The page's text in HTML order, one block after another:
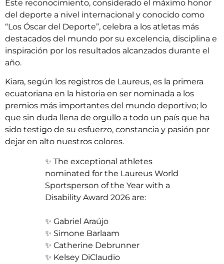
Este reconocimiento, considerado el máximo honor
del deporte a nivel internacional y conocido como
“Los Óscar del Deporte”, celebra a los atletas más
destacados del mundo por su excelencia, disciplina e
inspiración por los resultados alcanzados durante el
año.
Kiara, según los registros de Laureus, es la primera
ecuatoriana en la historia en ser nominada a los
premios más importantes del mundo deportivo; lo
que sin duda llena de orgullo a todo un país que ha
sido testigo de su esfuerzo, constancia y pasión por
dejar en alto nuestros colores.
✨ The exceptional athletes
nominated for the Laureus World
Sportsperson of the Year with a
Disability Award 2026 are:
✨ Gabriel Araújo
✨ Simone Barlaam
✨ Catherine Debrunner
✨ Kelsey DiClaudio